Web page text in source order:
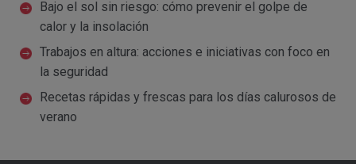
Bajo el sol sin riesgo: cómo prevenir el golpe de
calor y la insolación
Trabajos en altura: acciones e iniciativas con foco en
la seguridad
Recetas rápidas y frescas para los días calurosos de
verano